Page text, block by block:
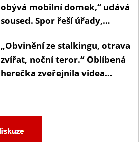
obývá mobilní domek,“ udává
soused. Spor řeší úřady,
„Obvinění ze stalkingu, otrava
zvířat, noční teror.“ Oblíbená
herečka zveřejnila videa